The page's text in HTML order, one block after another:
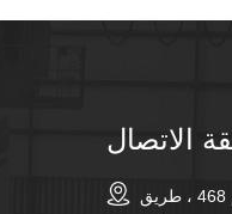
الاتصال
رقم 468 ، طريق tonzipo الغربي ، منطقة